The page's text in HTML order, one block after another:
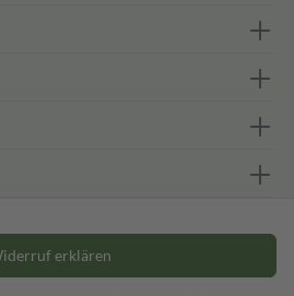
erklären